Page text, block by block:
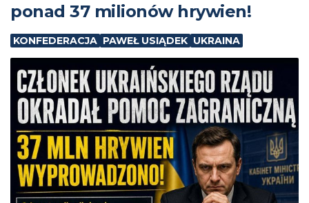
ponad 37 milionów hrywien!
KONFEDERACJA PAWEŁ USIĄDEK UKRAINA